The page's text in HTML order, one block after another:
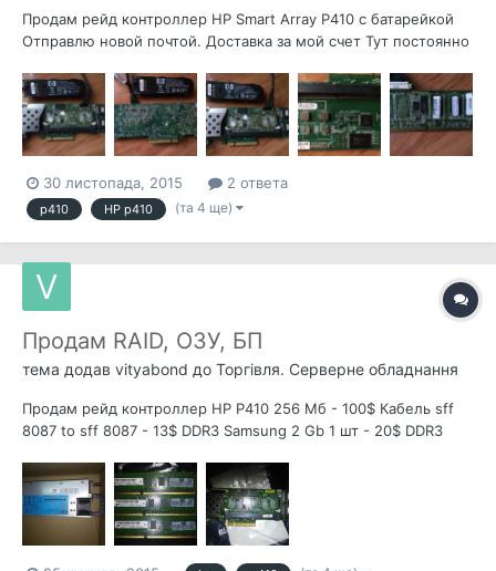
Продам рейд контроллер HP Smart Array P410 с батарейкой
Отправлю новой почтой. Доставка за мой счет Тут постоянно
вопросы отвечу. Отправка с г.Сумы. Оплата на карту приват
банка Цена: 2000 грн.
30 листопада, 2015 2 ответа
p410 HP p410 (та 4 ще)
Продам RAID, ОЗУ, БП
тема додав vityabond до Торгівля. Серверне обладнання
Продам рейд контроллер HP P410 256 Мб - 100$ Кабель sff
8087 to sff 8087 - 13$ DDR3 Samsung 2 Gb 1 шт - 20$ DDR3